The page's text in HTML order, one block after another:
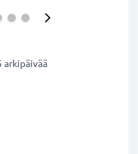
arkipäivää